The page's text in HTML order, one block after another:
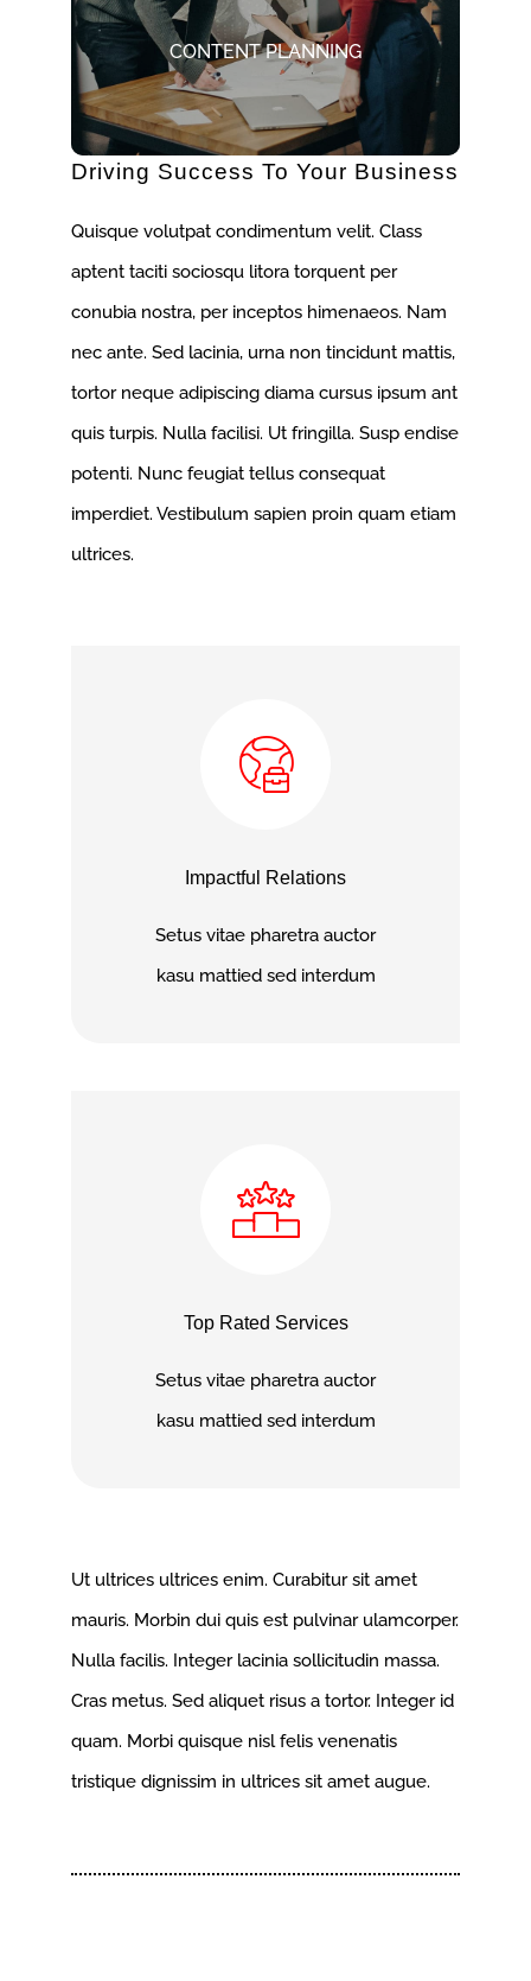
CONTENT PLANNING
Driving Success To Your Business
Quisque volutpat condimentum velit. Class
aptent taciti sociosqu litora torquent per
conubia nostra, per inceptos himenaeos. Nam
nec ante. Sed lacinia, urna non tincidunt mattis,
tortor neque adipiscing diama cursus ipsum ant
quis turpis. Nulla facilisi. Ut fringilla. Susp endise
potenti. Nunc feugiat tellus consequat
imperdiet. Vestibulum sapien proin quam etiam
ultrices.
Impactful Relations
Setus vitae pharetra auctor
kasu mattied sed interdum
Top Rated Services
Setus vitae pharetra auctor
kasu mattied sed interdum
Ut ultrices ultrices enim. Curabitur sit amet
mauris. Morbin dui quis est pulvinar ulamcorper.
Nulla facilis. Integer lacinia sollicitudin massa.
Cras metus. Sed aliquet risus a tortor. Integer id
quam. Morbi quisque nisl felis venenatis
tristique dignissim in ultrices sit amet augue.